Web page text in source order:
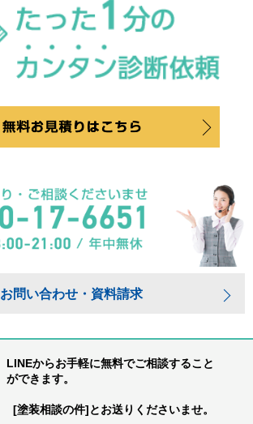
お問い合わせ・資料請求
LINEからお手軽に無料でご相談すること
ができます。
[塗装相談の件]とお送りくださいませ。